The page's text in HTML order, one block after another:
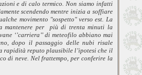
e di calo termico. Non siamo infatti
scendendo mentre inizia a soffiare
movimento "sospetto" verso est. La
mantenere per
più di trenta minuti la
‘’carriera’’ di meteofilo abbiano mai
dopo il passaggio delle nubi risale
rapidità reputo plausibile l’ipotesi che il
di neve. Nel frattempo, per conferire la